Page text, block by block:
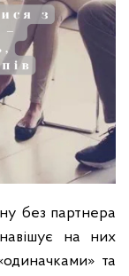
без партнера
на них
та